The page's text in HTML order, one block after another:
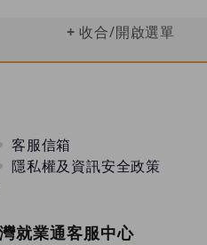
收合/開啟選單
客服信箱
隱私權及資訊安全政策
就業通客服中心